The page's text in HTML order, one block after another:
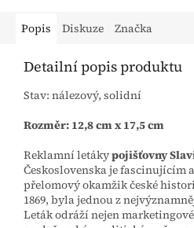
Popis Diskuze Značka
Detailní popis produktu
Stav: nálezový, solidní
Rozměr: 12,8 cm x 17,5 cm
Reklamní letákypojišťovny
Československa je fascinujícím
přelomový okamžik české
1869, byla jednou z
Leták odráží nejen